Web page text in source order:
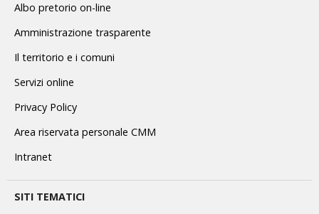
Albo pretorio on-line
Amministrazione trasparente
Il territorio e i comuni
Servizi online
Privacy Policy
Area riservata personale CMM
Intranet
SITI TEMATICI